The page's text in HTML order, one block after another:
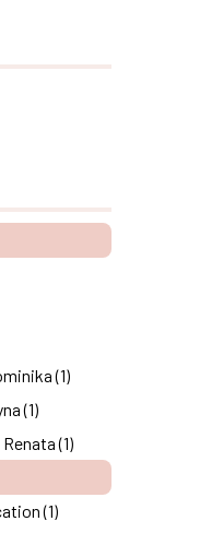
(1)
(1)
(1)
(1)